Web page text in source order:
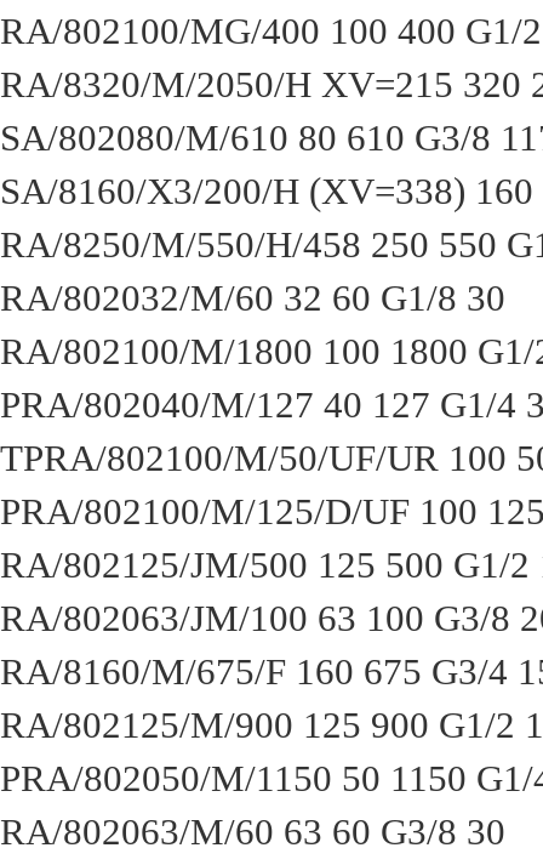
RA/802100/MG/400 100 400 G1/
RA/8320/M/2050/H XV=215 320
SA/802080/M/610 80 610 G3/8
SA/8160/X3/200/H (XV=338) 160
RA/8250/M/550/H/458 250 550
RA/802032/M/60 32 60 G1/8 30
RA/802100/M/1800 100 1800 G1/
PRA/802040/M/127 40 127 G1/4
TPRA/802100/M/50/UF/UR 100
PRA/802100/M/125/D/UF 100
RA/802125/JM/500 125 500 G1/2
RA/802063/JM/100 63 100 G3/8
RA/8160/M/675/F 160 675 G3/4
RA/802125/M/900 125 900 G1/2
PRA/802050/M/1150 50 1150 G1/
RA/802063/M/60 63 60 G3/8 30